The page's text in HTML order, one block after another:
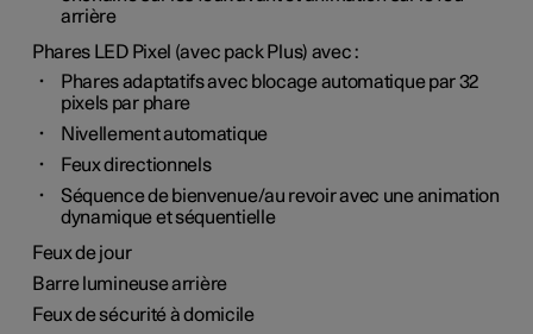
arrière
Phares LED Pixel (avec pack Plus) avec :
Phares adaptatifs avec blocage automatique par 32
pixels par phare
Nivellement automatique
Feux directionnels
Séquence de bienvenue/au revoir avec une animation
dynamique et séquentielle
Feux de jour
Barre lumineuse arrière
Feux de sécurité à domicile